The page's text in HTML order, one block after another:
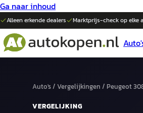
Ga naar inhoud
Alleen erkende dealers Marktprijs-check op elke
Auto's/ Vergelijkingen / Peugeot
VERGELIJKING